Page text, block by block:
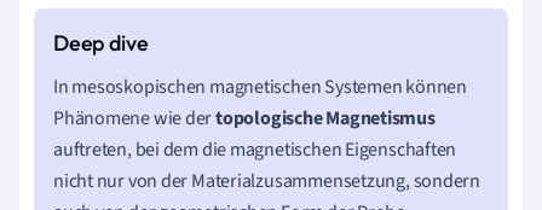
In mesoskopischen magnetischen Systemen können
Phänomene wie dertopologische Magnetismus
auftreten, bei dem die magnetischen Eigenschaften
nicht nur von der Materialzusammensetzung, sondern